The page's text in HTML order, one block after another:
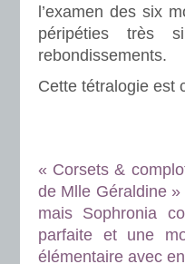
l’examen des six
péripéties très
rebondissements.
Cette tétralogie est
« Corsets &
de Mlle Géraldine »
mais Sophronia
parfaite et une
élémentaire avec